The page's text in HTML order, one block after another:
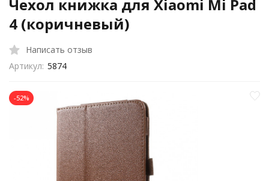
Чехол книжка для Xiaomi Mi Pad
4 (коричневый)
Написать отзыв
Артикул: 5874
-52%